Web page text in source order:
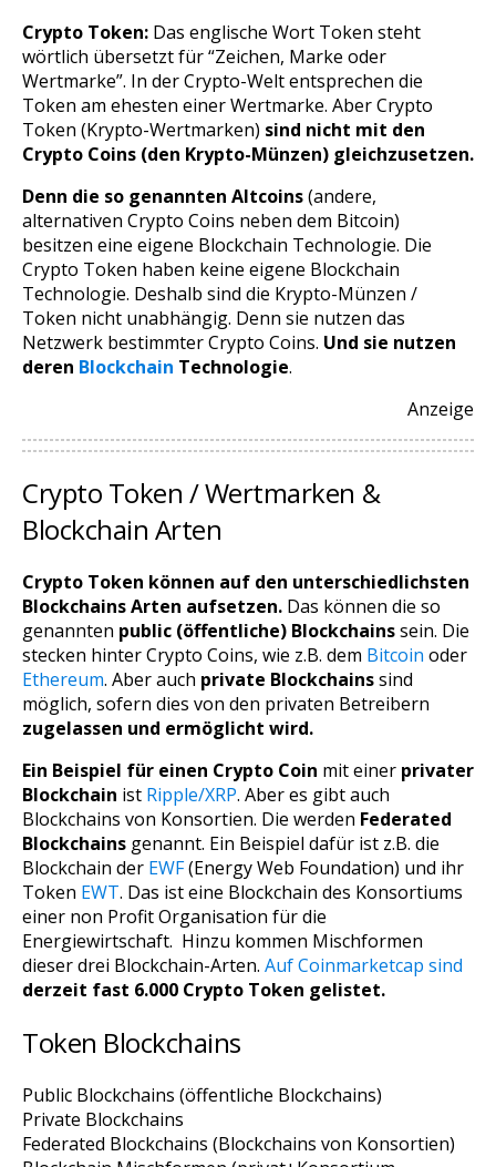
Crypto Token: Das englische Wort Token steht
wörtlich übersetzt für “Zeichen, Marke oder
Wertmarke”. In der Crypto-Welt entsprechen die
Token am ehesten einer Wertmarke. Aber Crypto
Token (Krypto-Wertmarken) sind nicht mit den
Crypto Coins (den Krypto-Münzen) gleichzusetzen.
Denn die so genannten Altcoins(andere,
alternativen Crypto Coins neben dem Bitcoin)
besitzen eine eigene Blockchain Technologie. Die
Crypto Token haben keine eigene Blockchain
Technologie. Deshalb sind die Krypto-Münzen /
Token nicht unabhängig. Denn sie nutzen das
Netzwerk bestimmter Crypto Coins. Und sie nutzen
deren Blockchain Technologie.
Anzeige
Crypto Token / Wertmarken &
Blockchain Arten
Crypto Token können auf den unterschiedlichsten
Blockchains Arten aufsetzen. Das können die so
genannten public (öffentliche) Blockchainssein. Die
stecken hinter Crypto Coins, wie z.B. dem Bitcoin oder
Ethereum. Aber auch private Blockchainssind
möglich, sofern dies von den privaten Betreibern
zugelassen und ermöglicht wird.
Ein Beispiel für einen Crypto Coin mit einer privater
Blockchain ist Ripple/XRP. Aber es gibt auch
Blockchains von Konsortien. Die werden Federated
Blockchains genannt. Ein Beispiel dafür ist z.B. die
Blockchain der EWF(Energy Web Foundation) und ihr
Token EWT. Das ist eine Blockchain des Konsortiums
einer non Profit Organisation für die
Energiewirtschaft. Hinzu kommen Mischformen
dieser drei Blockchain-Arten. Auf Coinmarketcap sind
derzeit fast 6.000 Crypto Token gelistet.
Token Blockchains
Public Blockchains (öffentliche Blockchains)
Private Blockchains
Federated Blockchains (Blockchains von Konsortien)